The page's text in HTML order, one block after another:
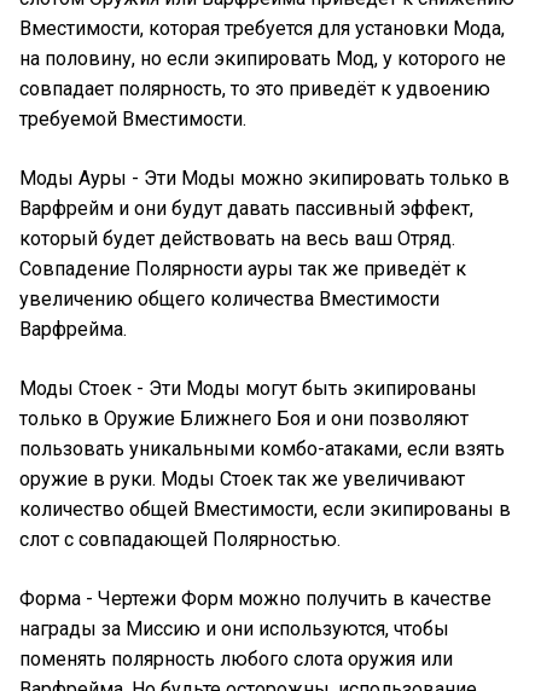
Вместимости, которая требуется для установки Мода,
на половину, но если экипировать Мод, у которого не
совпадает полярность, то это приведёт к удвоению
требуемой Вместимости.
Моды Ауры - Эти Моды можно экипировать только в
Варфрейм и они будут давать пассивный эффект,
который будет действовать на весь ваш Отряд.
Совпадение Полярности ауры так же приведёт к
увеличению общего количества Вместимости
Варфрейма.
Моды Стоек - Эти Моды могут быть экипированы
только в Оружие Ближнего Боя и они позволяют
пользовать уникальными комбо-атаками, если взять
оружие в руки. Моды Стоек так же увеличивают
количество общей Вместимости, если экипированы в
слот с совпадающей Полярностью.
Форма - Чертежи Форм можно получить в качестве
награды за Миссию и они используются, чтобы
поменять полярность любого слота оружия или